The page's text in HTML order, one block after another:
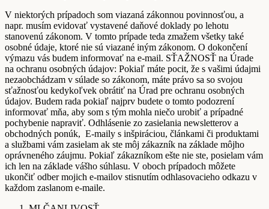
V niektorých prípadoch som viazaná zákonnou povinnosťou, a
napr. musím evidovať vystavené daňové doklady po lehotu
stanovenú zákonom. V tomto prípade teda zmažem všetky také
osobné údaje, ktoré nie sú viazané iným zákonom. O dokončení
výmazu vás budem informovať na e-mail. SŤAŽNOSŤ na Úrade
na ochranu osobných údajov: Pokiaľ máte pocit, že s vašimi údajmi
nezaobchádzam v súlade so zákonom, máte právo sa so svojou
sťažnosťou kedykoľvek obrátiť na Úrad pre ochranu osobných
údajov. Budem rada pokiaľ najprv budete o tomto podozrení
informovať mňa, aby som s tým mohla niečo urobiť a prípadné
pochybenie napraviť. Odhlásenie zo zasielania newsletterov a
obchodných ponúk, E-maily s inšpiráciou, článkami či produktami
a službami vám zasielam ak ste môj zákazník na základe môjho
oprávneného záujmu. Pokiaľ zákazníkom ešte nie ste, posielam vám
ich len na základe vášho súhlasu. V oboch prípadoch môžete
ukončiť odber mojich e-mailov stisnutím odhlasovacieho odkazu v
každom zaslanom e-maile.